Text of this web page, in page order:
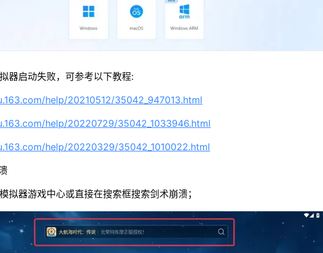
器启动失败，可参考以下教程:
help/20210512/35042_947013.html
help/20220729/35042_1033946.html
help/20220329/35042_1010022.html
拟器游戏中心或直接在搜索框搜索剑术崩溃；